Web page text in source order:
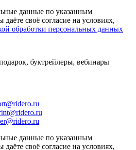
данные по указанным
своё согласие на условиях,
обработки персональных данных
буктрейлеры, вебинары
данные по указанным
своё согласие на условиях,